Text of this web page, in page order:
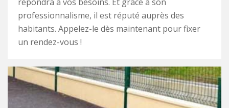
professionnalisme, il est réputé auprès des
habitants. Appelez-le dès maintenant pour fixer
un rendez-vous !